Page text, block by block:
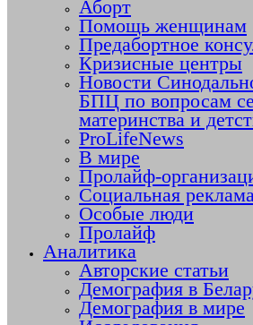
Аборт
Помощь женщинам
Предабортное
Кризисные центры
Новости
БПЦ по вопросам
материнства и
ProLifeNews
В мире
Пролайф-
Социальная
Особые люди
Пролайф
Аналитика
Авторские статьи
Демография в
Демография в мире